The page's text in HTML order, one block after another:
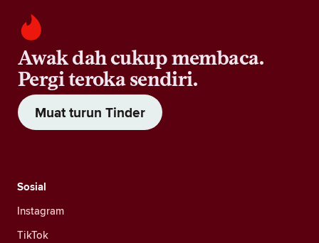
Awak dah cukup membaca.
Pergi teroka sendiri.
Muat turun Tinder
Sosial
Instagram
TikTok